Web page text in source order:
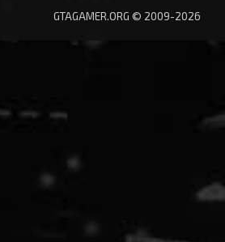
GTAGAMER.ORG © 2009-2026